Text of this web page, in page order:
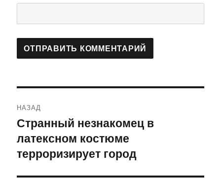
по
записям
НАЗАД
Предыдущая
запись:
Странный незнакомец в
латексном костюме
терроризирует город